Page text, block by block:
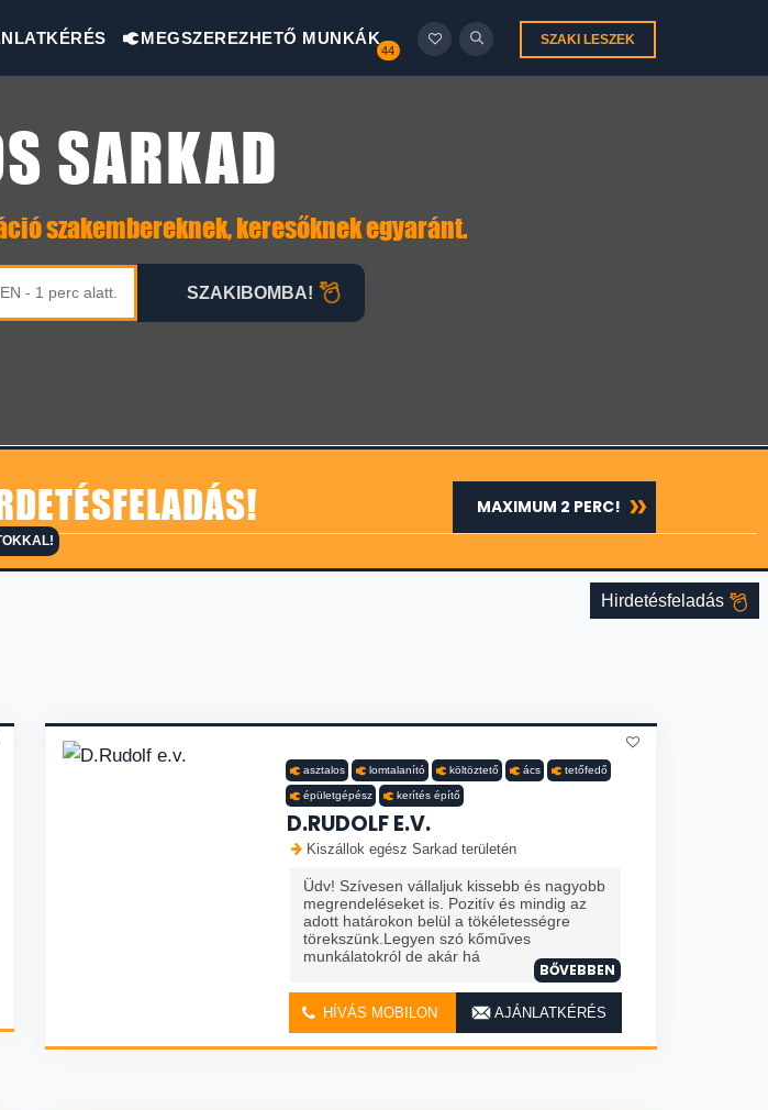
SZAKI LESZEK
MEGSZEREZHETŐ MUNKÁK
44
SARKAD
szakembereknek, keresőknek egyaránt.
SZAKIBOMBA!
MAXIMUM 2 PERC!
asztalos lomtalanító költöztető ács tetőfedő
épületgépész kerítés építő
D.RUDOLF E.V.
Kiszállok egész Sarkad területén
Üdv! Szívesen vállaljuk kissebb és nagyobb
megrendeléseket is. Pozitív és mindig az
adott határokon belül a tökéletességre
törekszünk.Legyen szó kőműves
munkálatokról de akár há
BŐVEBBEN
HÍVÁS MOBILON AJÁNLATKÉRÉS
Hirdetésfeladás